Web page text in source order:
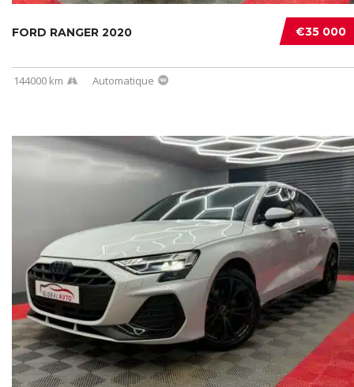
€35 000
FORD RANGER 2020
144000 km Automatique